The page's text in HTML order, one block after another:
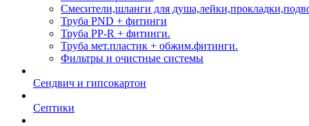
Смесители,шланги для
Труба PND + фитинги
Труба PP-R + фитинги.
Труба мет.пластик + обжим.фитинги.
Фильтры и очистные системы
Сендвич и гипсокартон
Септики